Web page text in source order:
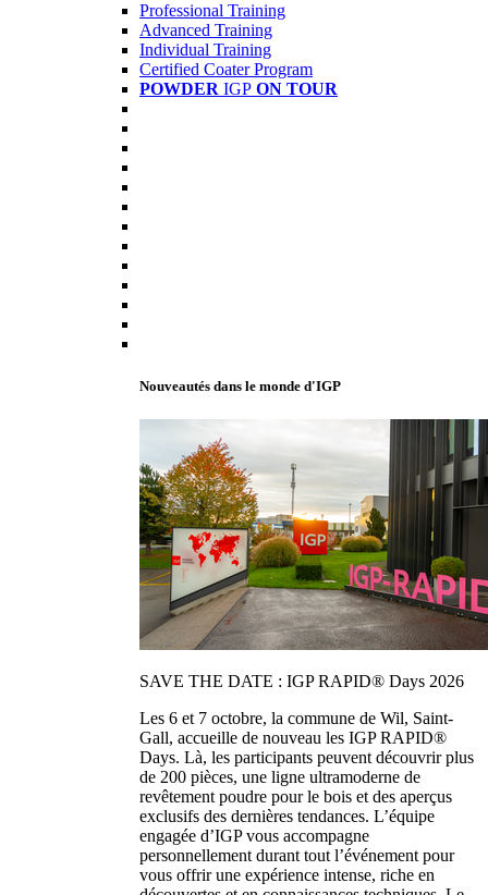
Professional Training
Advanced Training
Individual Training
Certified Coater Program
POWDER IGP ON TOUR
Nouveautés dans le monde d'IGP
SAVE THE DATE : IGP RAPID® Days 2026
Les 6 et 7 octobre, la commune de Wil, Saint-
Gall, accueille de nouveau les IGP RAPID®
Days. Là, les participants peuvent découvrir plus
de 200 pièces, une ligne ultramoderne de
revêtement poudre pour le bois et des aperçus
exclusifs des dernières tendances. L’équipe
engagée d’IGP vous accompagne
personnellement durant tout l’événement pour
vous offrir une expérience intense, riche en